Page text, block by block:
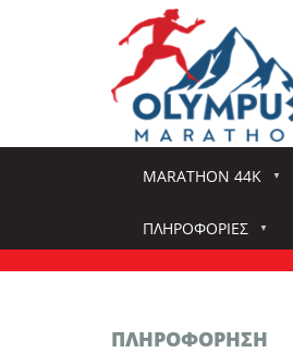
MARATHON 44K
ΠΛΗΡΟΦΟΡΊΕΣ
ΠΛΗΡΟΦΌΡΗΣΗ